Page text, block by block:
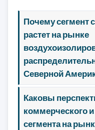
Почему сегмент
растет на рынке
Северной
Каковы
коммерческого
сегмента на